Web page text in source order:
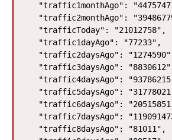
"traffic1monthAgo":
"traffic2monthAgo":
  "trafficToday": "21012758",
  "traffic1dayAgo": "77233",
"traffic2daysAgo":
"traffic3daysAgo":
"traffic4daysAgo":
"traffic5daysAgo":
"traffic6daysAgo":
"traffic7daysAgo":
  "traffic8daysAgo": "81011",